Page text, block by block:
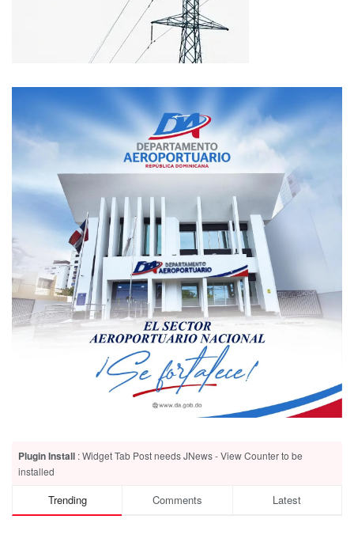
Plugin Install : Widget Tab Post needs JNews - View Counter to be
installed
Trending Comments Latest